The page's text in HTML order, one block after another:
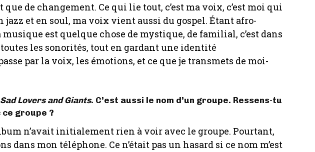
de changement. Ce qui lie tout, c’est ma voix, c’est moi qui
jazz et en soul, ma voix vient aussi du gospel. Étant afro-
est quelque chose de mystique, de familial, c’est dans
toutes les sonorités, tout en gardant une identité
par la voix, les émotions, et ce que je transmets de moi-
Sad Lovers and Giants. C’est aussi le nom d’un groupe. Ressens-tu
groupe ?
n’avait initialement rien à voir avec le groupe. Pourtant,
dans mon téléphone. Ce n’était pas un hasard si ce nom m’est